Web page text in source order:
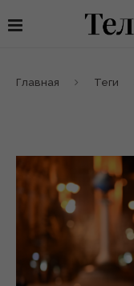
Главная Теги